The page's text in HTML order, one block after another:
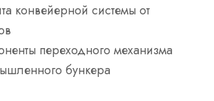
конвейерной системы от
переходного механизма
бункера